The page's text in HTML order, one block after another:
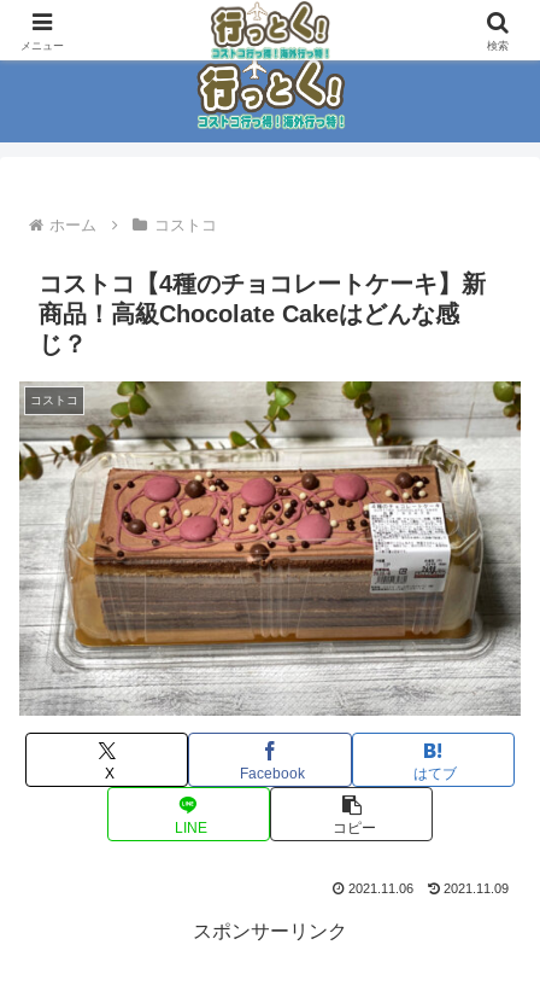
コストコ大好き家族がイチ押商品紹介！！
ホーム コストコ
コストコ【4種のチョコレートケーキ】新
商品！高級Chocolate Cakeはどんな感
じ？
コストコ
X Facebook はてブ
LINE コピー
2021.11.06 2021.11.09
スポンサーリンク
メニュー 検索